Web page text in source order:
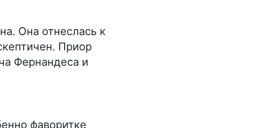
Она отнеслась к
Приор
Фернандеса и
фаворитке